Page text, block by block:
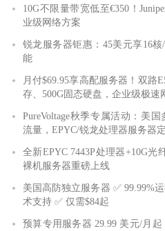
10G不限量带宽低至€350！
业级网络方案
锐龙服务器钜惠：45美元享16
能
月付$69.95享高配服务器！双路
存、500G固态硬盘，企业级极速
PureVoltage秋季专属活动：美
流量，EPYC/锐龙处理器服务器
全新EPYC 7443P处理器+10G光
裸机服务器重磅上线
美国高防独立服务器 ✅ 99.99%
术支持 ✅ 仅需$84起
预算专用服务器 29.99 美元/月